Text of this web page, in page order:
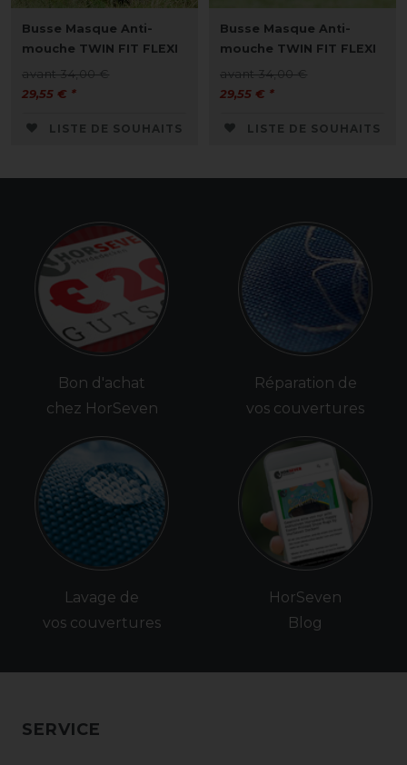
Busse Masque Anti-
mouche TWIN FIT FLEXI
avant 34,00 €
29,55 € *
LISTE DE SOUHAITS
Busse Masque Anti-
mouche TWIN FIT FLEXI
avant 34,00 €
29,55 € *
LISTE DE SOUHAITS
Bon d'achat
chez HorSeven
Lavage de
vos couvertures
Réparation de
vos couvertures
HorSeven
Blog
SERVICE